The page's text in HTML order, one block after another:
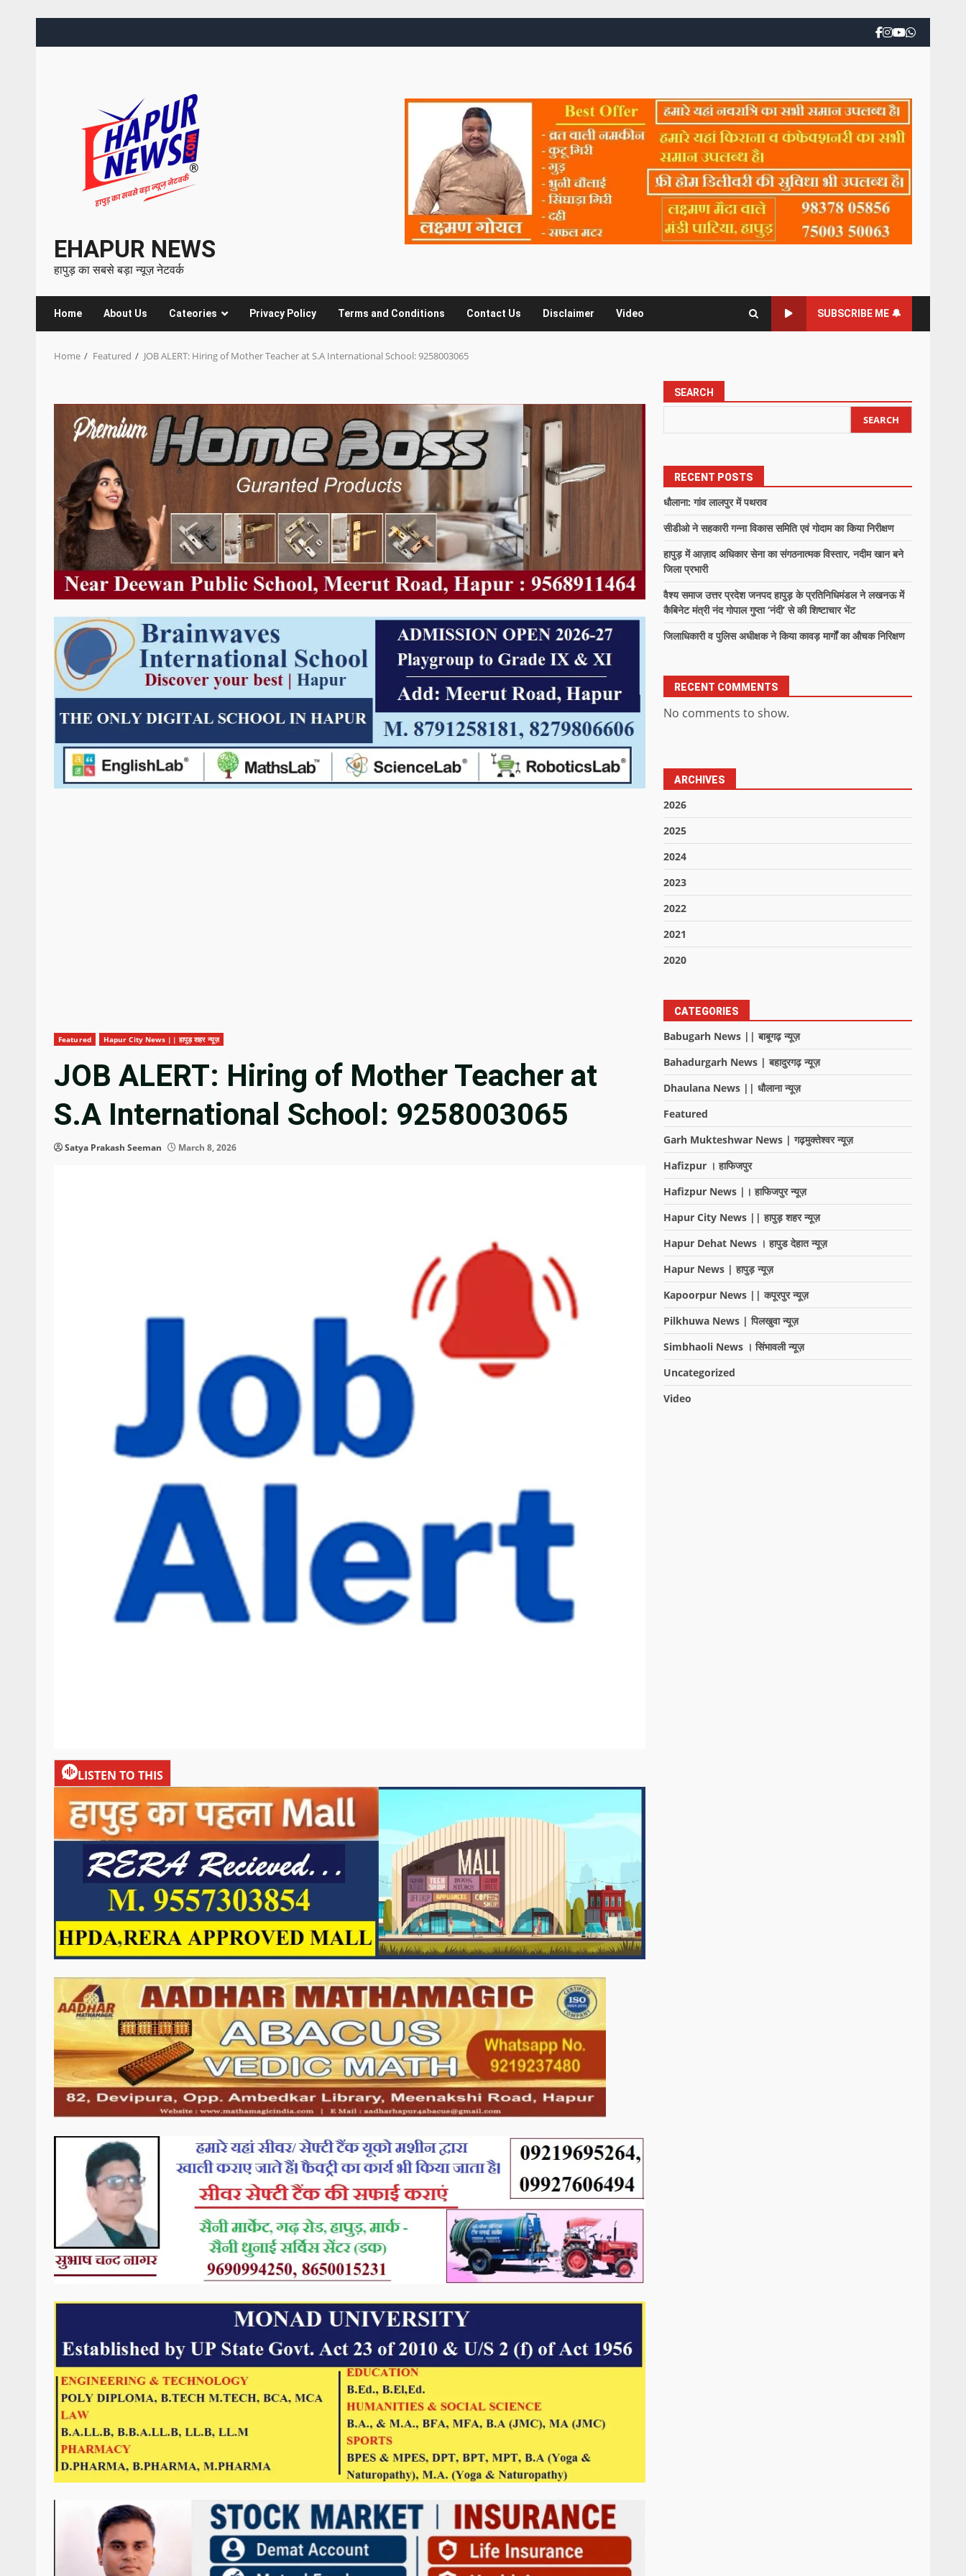
EHAPUR NEWS
हापुड़ का सबसे बड़ा न्यूज़ नेटवर्क
Home About Us Cateories Privacy Policy Terms and Conditions Contact Us Disclaimer Video SUBSCRIBE ME 🔔
Home Featured JOB ALERT: Hiring of Mother Teacher at S.A International School: 9258003065
Featured Hapur City News || हापुड़ शहर न्यूज़
JOB ALERT: Hiring of Mother Teacher at
S.A International School: 9258003065
Satya Prakash Seeman March 8, 2026
LISTEN TO THIS
SEARCH
SEARCH
RECENT POSTS
धौलाना: गांव लालपुर में पथराव
सीडीओ ने सहकारी गन्ना विकास समिति एवं गोदाम का किया निरीक्षण
हापुड़ में आज़ाद अधिकार सेना का संगठनात्मक विस्तार, नदीम खान बने
जिला प्रभारी
वैश्य समाज उत्तर प्रदेश जनपद हापुड़ के प्रतिनिधिमंडल ने लखनऊ में
कैबिनेट मंत्री नंद गोपाल गुप्ता ‘नंदी’ से की शिष्टाचार भेंट
जिलाधिकारी व पुलिस अधीक्षक ने किया कावड़ मार्गों का औचक निरिक्षण
RECENT COMMENTS
No comments to show.
ARCHIVES
2026
2025
2024
2023
2022
2021
2020
CATEGORIES
Babugarh News || बाबूगढ़ न्यूज़
Bahadurgarh News | बहादुरगढ़ न्यूज़
Dhaulana News || धौलाना न्यूज़
Featured
Garh Mukteshwar News | गढ़मुक्तेश्वर न्यूज़
Hafizpur । हाफिजपुर
Hafizpur News |। हाफिजपुर न्यूज़
Hapur City News || हापुड़ शहर न्यूज़
Hapur Dehat News । हापुड देहात न्यूज़
Hapur News | हापुड़ न्यूज़
Kapoorpur News || कपूरपुर न्यूज़
Pilkhuwa News | पिलखुवा न्यूज़
Simbhaoli News । सिंभावली न्यूज़
Uncategorized
Video